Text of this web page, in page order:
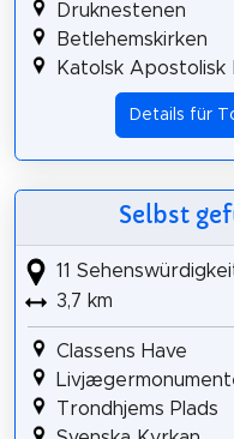
Druknestenen
Betlehemskirken
Katolsk Apostolisk
Details für
Selbst
11
3,7 km
Classens Have
Trondhjems Plads